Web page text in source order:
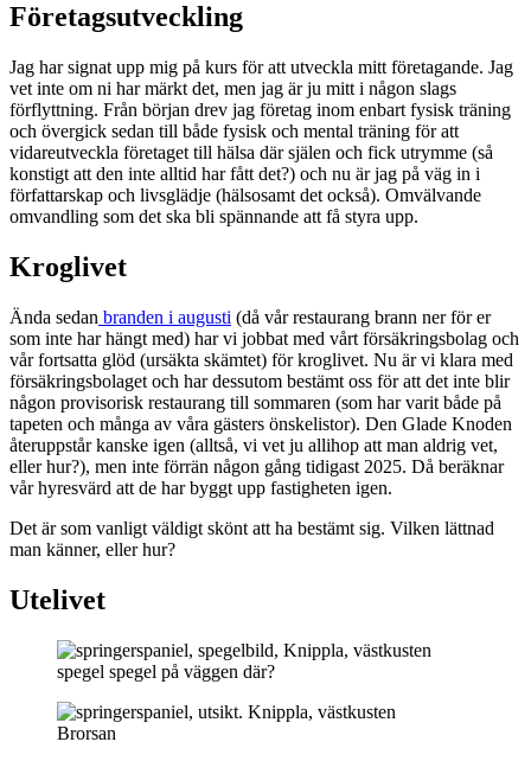
Företagsutveckling
Jag har signat upp mig på kurs för att utveckla mitt företagande. Jag
vet inte om ni har märkt det, men jag är ju mitt i någon slags
förflyttning. Från början drev jag företag inom enbart fysisk träning
och övergick sedan till både fysisk och mental träning för att
vidareutveckla företaget till hälsa där själen och fick utrymme (så
konstigt att den inte alltid har fått det?) och nu är jag på väg in i
författarskap och livsglädje (hälsosamt det också). Omvälvande
omvandling som det ska bli spännande att få styra upp.
Kroglivet
Ända sedan branden i augusti (då vår restaurang brann ner för er
som inte har hängt med) har vi jobbat med vårt försäkringsbolag och
vår fortsatta glöd (ursäkta skämtet) för kroglivet. Nu är vi klara med
försäkringsbolaget och har dessutom bestämt oss för att det inte blir
någon provisorisk restaurang till sommaren (som har varit både på
tapeten och många av våra gästers önskelistor). Den Glade Knoden
återuppstår kanske igen (alltså, vi vet ju allihop att man aldrig vet,
eller hur?), men inte förrän någon gång tidigast 2025. Då beräknar
vår hyresvärd att de har byggt upp fastigheten igen.
Det är som vanligt väldigt skönt att ha bestämt sig. Vilken lättnad
man känner, eller hur?
Utelivet
spegel spegel på väggen där?
Brorsan